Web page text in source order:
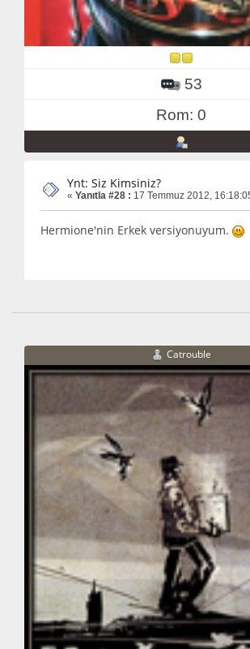
53
Rom: 0
Ynt: Siz Kimsiniz?
« Yanıtla #28 : 17 Temmuz 2012,
Hermione'nin Erkek versiyonuyum.
Catrouble